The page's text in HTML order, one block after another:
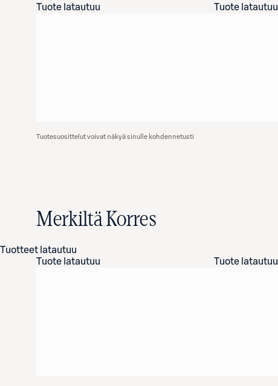
Tuote latautuu
Tuote latautuu
Tuotesuosittelut voivat näkyä sinulle kohdennetusti
Merkiltä Korres
Tuotteet latautuu
Tuote latautuu
Tuote latautuu